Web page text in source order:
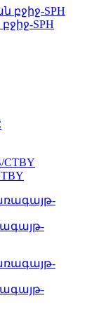
SPH